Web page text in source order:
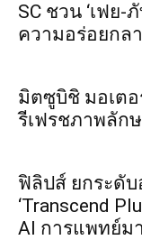
SC ชวน ‘เฟย-
ความอร่อยกล
มิตซูบิชิ มอเตอ
รีเฟรชภาพลัก
ฟิลิปส์ ยกระดับ
‘Transcend
AI การแพทย์ม